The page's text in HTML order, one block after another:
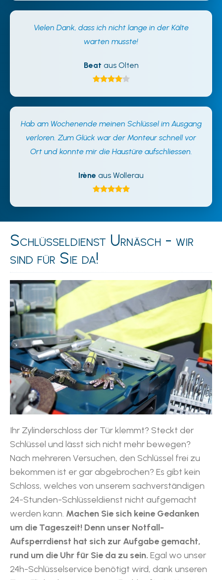
Vielen Dank, dass ich nicht lange in der Kälte
warten musste!
Beat aus Olten
Hab am Wochenende meinen Schlüssel im Ausgang
verloren. Zum Glück war der Monteur schnell vor
Ort und konnte mir die Haustüre aufschliessen.
Irène aus Wollerau
Schlüsseldienst Urnäsch - wir
sind für Sie da!
Ihr Zylinderschloss der Tür klemmt? Steckt der
Schlüssel und lässt sich nicht mehr bewegen?
Nach mehreren Versuchen, den Schlüssel frei zu
bekommen ist er gar abgebrochen? Es gibt kein
Schloss, welches von unserem sachverständigen
24-Stunden-Schlüsseldienst nicht aufgemacht
werden kann. Machen Sie sich keine Gedanken
um die Tageszeit! Denn unser Notfall-
Aufsperrdienst hat sich zur Aufgabe gemacht,
rund um die Uhr für Sie da zu sein. Egal wo unser
24h-Schlüsselservice benötigt wird, dank unseren